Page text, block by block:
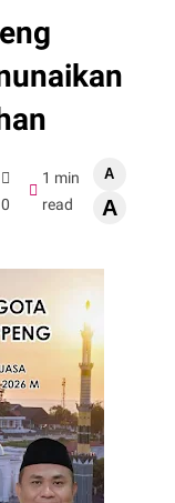
0
1 min
read
A
A